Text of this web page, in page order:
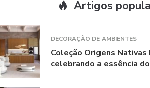
Artigos
DECORAÇÃO DE AMBIENTES
Coleção Origens Nativas
celebrando a essência